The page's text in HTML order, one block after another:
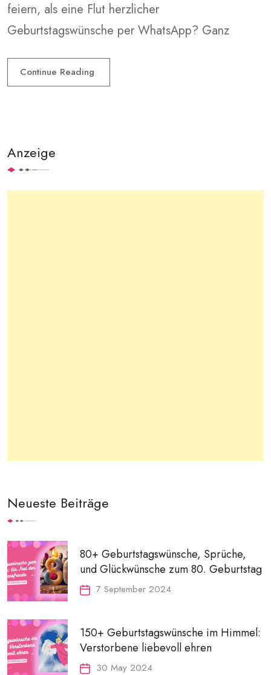
feiern, als eine Flut herzlicher
Geburtstagswünsche per WhatsApp? Ganz
Continue Reading
Anzeige
Neueste Beiträge
80+ Geburtstagswünsche, Sprüche,
und Glückwünsche zum 80. Geburtstag
7 September 2024
150+ Geburtstagswünsche im Himmel:
Verstorbene liebevoll ehren
30 May 2024